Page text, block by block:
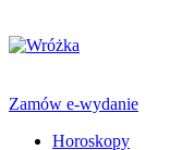
Zamów e-wydanie
Horoskopy